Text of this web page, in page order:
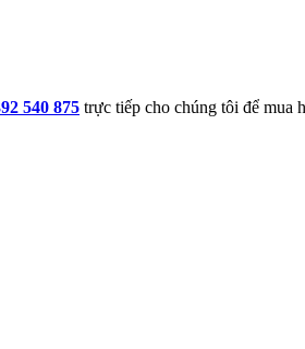
540 875 trực tiếp cho chúng tôi để mua